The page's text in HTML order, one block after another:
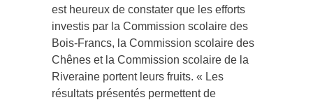
est heureux de constater que les efforts
investis par la Commission scolaire des
Bois-Francs, la Commission scolaire des
Chênes et la Commission scolaire de la
Riveraine portent leurs fruits. « Les
résultats présentés permettent de